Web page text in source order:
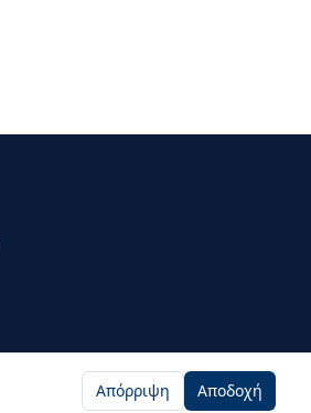
Απόρριψη Αποδοχή